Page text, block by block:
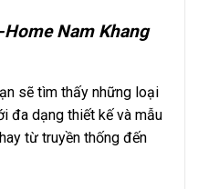
Nam Khang
sẽ tìm thấy những loại
đa dạng thiết kế và mẫu
từ truyền thống đến